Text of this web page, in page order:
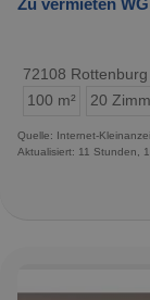
Zu vermieten
72108
100 m²
20
Quelle: Internet-
Aktualisiert: 11 Stunden,